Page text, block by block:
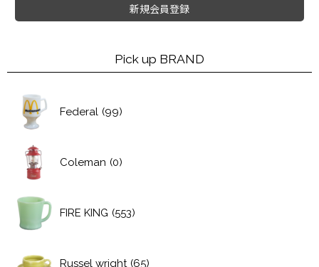
新規会員登録
Pick up BRAND
Federal (99)
Coleman (0)
FIRE KING (553)
Russel wright (65)